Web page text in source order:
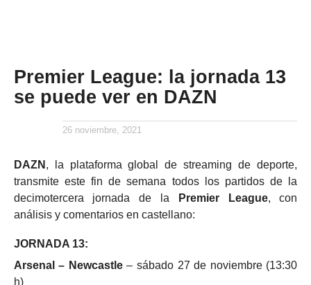
Premier League: la jornada 13
se puede ver en DAZN
26 noviembre, 2021
DAZN , la plataforma global de streaming de deporte,
transmite este fin de semana todos los partidos de la
decimotercera jornada de la
Premier League, con
análisis y comentarios en castellano:
JORNADA 13:
Arsenal – Newcastle– sábado 27 de noviembre (13:30
h)